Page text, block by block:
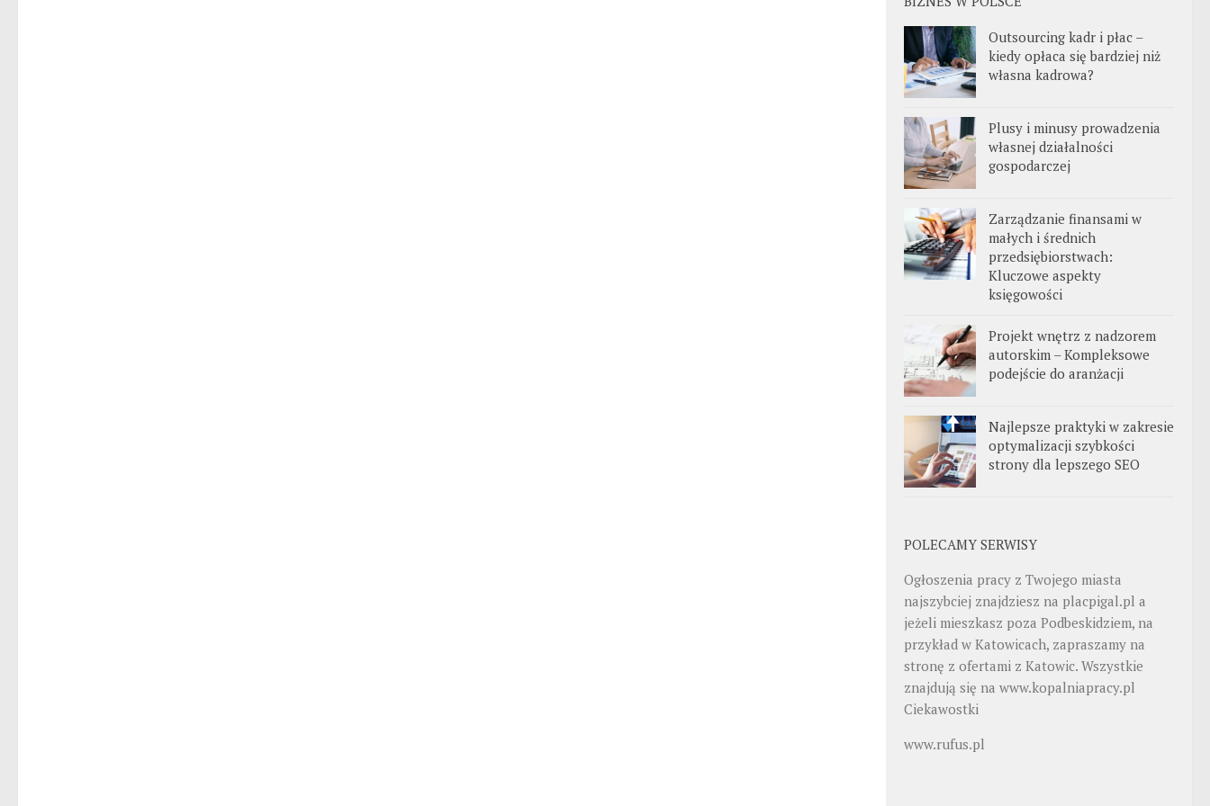
Outsourcing kadr i płac –
kiedy opłaca się bardziej niż
własna kadrowa?
Plusy i minusy prowadzenia
własnej działalności
gospodarczej
Zarządzanie finansami w
małych i średnich
przedsiębiorstwach:
Kluczowe aspekty
księgowości
Projekt wnętrz z nadzorem
autorskim – Kompleksowe
podejście do aranżacji
Najlepsze praktyki w zakresie
optymalizacji szybkości
strony dla lepszego SEO
POLECAMY SERWISY
Ogłoszenia pracy z Twojego miasta
najszybciej znajdziesz na placpigal.pl a
jeżeli mieszkasz poza Podbeskidziem, na
przykład w Katowicach, zapraszamy na
stronę z ofertami z Katowic. Wszystkie
znajdują się na www.kopalniapracy.pl
Ciekawostki
www.rufus.pl